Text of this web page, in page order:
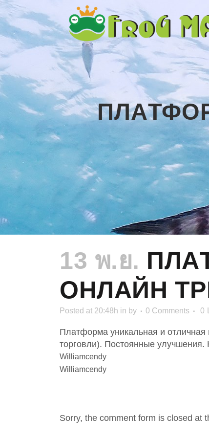
13 พ.ย.
ОНЛАЙН
Posted at 20:48h in by 0 Comments 0
Платформа уникальная и отличная
торговли). Постоянные улучшения.
Williamcendy
Williamcendy
Sorry, the comment form is closed at